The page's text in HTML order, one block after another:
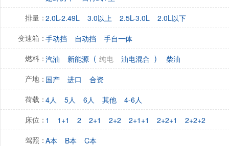
排量：2.0L-2.49L 3.0以上 2.5L-3.0L 2.0L以下
变速箱：手动挡 自动挡 手自一体
燃料：汽油 新能源 ( 纯电 油电混合 ) 柴油
产地：国产 进口 合资
荷载：4人 5人 6人 其他 4-6人
床位：1 1+1 2 2+1 2+2 2+1+1 2+2+1 2+2+2
驾照：A本 B本 C本